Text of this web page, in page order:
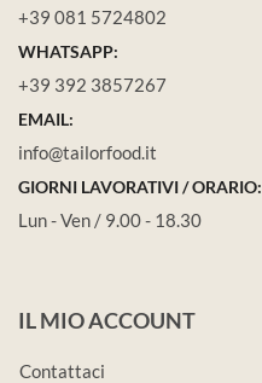
+39 081 5724802
WHATSAPP:
+39 392 3857267
EMAIL:
info@tailorfood.it
GIORNI LAVORATIVI / ORARIO:
Lun - Ven / 9.00 - 18.30
IL MIO ACCOUNT
Contattaci